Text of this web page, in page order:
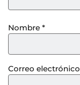
Nombre *
Correo electrónico